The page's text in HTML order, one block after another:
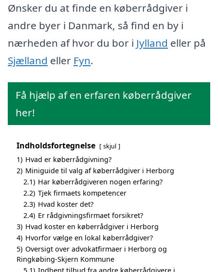
Ønsker du at finde en køberrådgiver i
andre byer i Danmark, så find en by i
nærheden af hvor du bor i Jylland eller på
Sjælland eller Fyn.
Få hjælp af en erfaren køberrådgiver
her!
Indholdsfortegnelse skjul
1) Hvad er køberrådgivning?
2) Miniguide til valg af køberrådgiver i Herborg
2.1) Har køberrådgiveren nogen erfaring?
2.2) Tjek firmaets kompetencer
2.3) Hvad koster det?
2.4) Er rådgivningsfirmaet forsikret?
3) Hvad koster en køberrådgiver i Herborg
4) Hvorfor vælge en lokal køberrådgiver?
5) Oversigt over advokatfirmaer i Herborg og
Ringkøbing-Skjern Kommune